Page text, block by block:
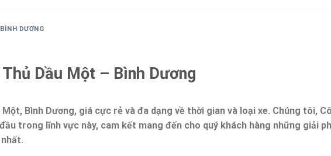
DƯƠNG
Dầu Một – Bình Dương
Một, Bình Dương, giá cực rẻ và đa dạng về thời gian và loại xe. Chúng tôi,
trong lĩnh vực này, cam kết mang đến cho quý khách hàng những giải